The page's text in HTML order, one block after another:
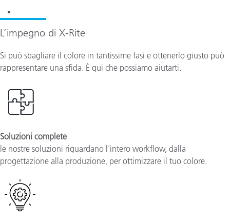
L’impegno di X-Rite
Si può sbagliare il colore in tantissime fasi e ottenerlo giusto può
rappresentare una sfida. È qui che possiamo aiutarti.
Soluzioni complete
le nostre soluzioni riguardano l'intero workflow, dalla
progettazione alla produzione, per ottimizzare il tuo colore.